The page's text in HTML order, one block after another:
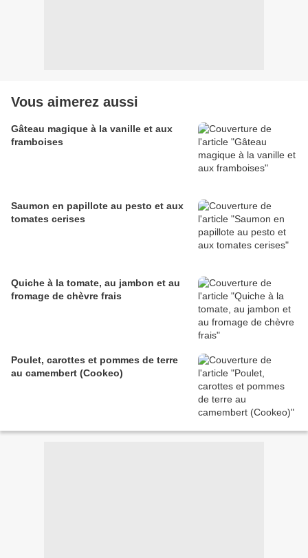
Vous aimerez aussi
Gâteau magique à la vanille et aux
framboises
Saumon en papillote au pesto et aux
tomates cerises
Quiche à la tomate, au jambon et au
fromage de chèvre frais
Poulet, carottes et pommes de terre
au camembert (Cookeo)